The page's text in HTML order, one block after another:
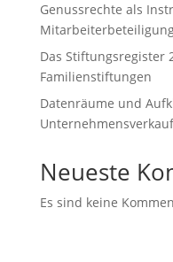
Genussrechte als
Das Stiftungsregister
Familienstiftungen
Datenräume und
Unternehmensverkauf
Neueste
Es sind keine